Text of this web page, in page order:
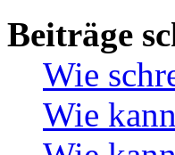
Beiträge
Wie
Wie